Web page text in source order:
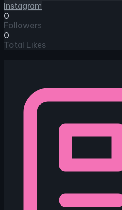
Instagram
0
Followers
0
Total Likes